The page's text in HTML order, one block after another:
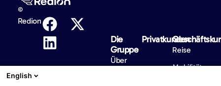
©
Redion
Die
Gruppe
Über
Privatkunden
Reise
Mobilität
English